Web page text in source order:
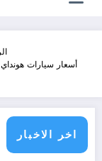
أسعار سيارات
اخر الاخبار
من مشروبات غازية